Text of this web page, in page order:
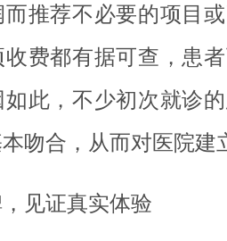
而推荐不必要的项目
费都有据可查，患
此，不少初次就诊
吻合，从而对医院建
见证真实体验